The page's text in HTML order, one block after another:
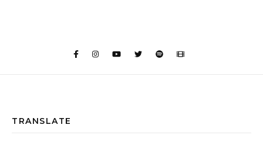
TRANSLATE